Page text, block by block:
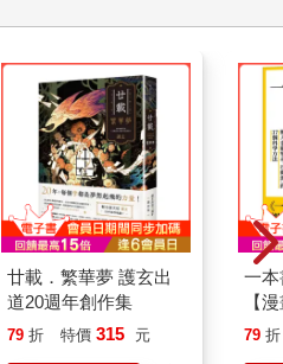
廿載．繁華夢 護玄出
道20週年創作集
79 折 特價 315 元
一
【
行
79 折